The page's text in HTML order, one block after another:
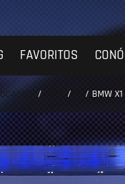
FAVORITOS
/ / / BMW